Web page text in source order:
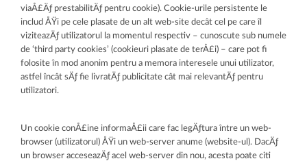
viaÅ£Äƒ prestabilitÄƒ pentru cookie). Cookie-urile persistente le
includ ÅŸi pe cele plasate de un alt web-site decât cel pe care îl
viziteazÄƒ utilizatorul la momentul respectiv – cunoscute sub numele
de ‘third party cookies’ (cookieuri plasate de terÅ£i) – care pot fi
folosite în mod anonim pentru a memora interesele unui utilizator,
astfel încât sÄƒ fie livratÄƒ publicitate cât mai relevantÄƒ pentru
utilizatori.
Un cookie conÅ£ine informaÅ£ii care fac legÄƒtura între un web-
browser (utilizatorul) ÅŸi un web-server anume (website-ul). DacÄƒ
un browser acceseazÄƒ acel web-server din nou, acesta poate citi